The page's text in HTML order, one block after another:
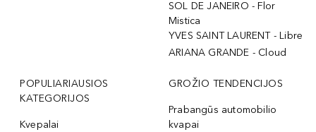
SOL DE JANEIRO - Flor
Mistica
YVES SAINT LAURENT - Libre
ARIANA GRANDE - Cloud
POPULIARIAUSIOS
KATEGORIJOS
Kvepalai
GROŽIO TENDENCIJOS
Prabangūs automobilio
kvapai